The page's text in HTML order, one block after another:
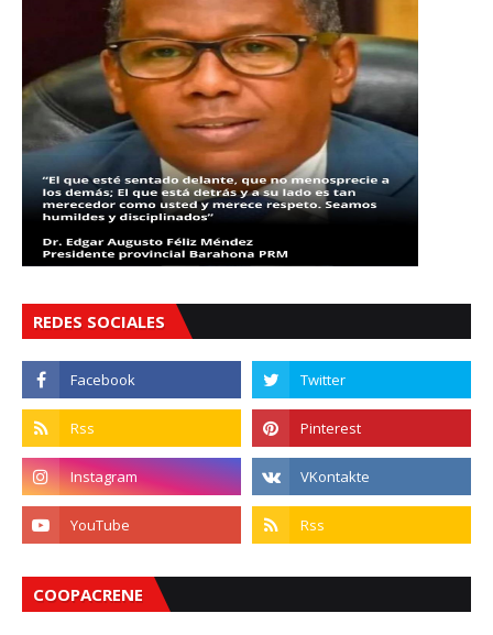
REDES SOCIALES
COOPACRENE